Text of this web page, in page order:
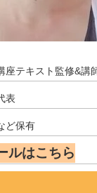
座テキスト監修&講
表
ど保有
ルはこちら